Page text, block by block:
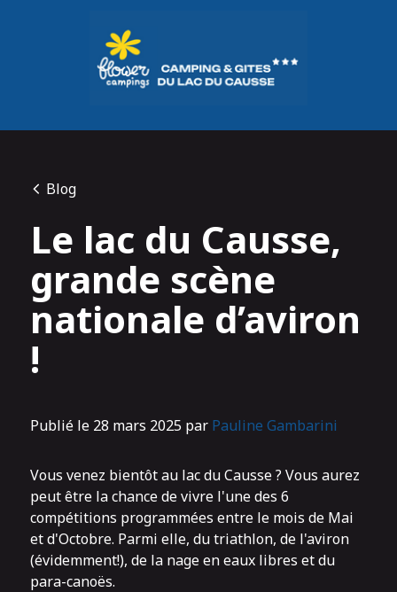
Blog
Le lac du Causse,
grande scène
nationale d’aviron
!
Publié le 28 mars 2025 par Pauline Gambarini
Vous venez bientôt au lac du Causse ? Vous aurez
peut être la chance de vivre l'une des 6
compétitions programmées entre le mois de Mai
et d'Octobre. Parmi elle, du triathlon, de l'aviron
(évidemment!), de la nage en eaux libres et du
para-canoës.